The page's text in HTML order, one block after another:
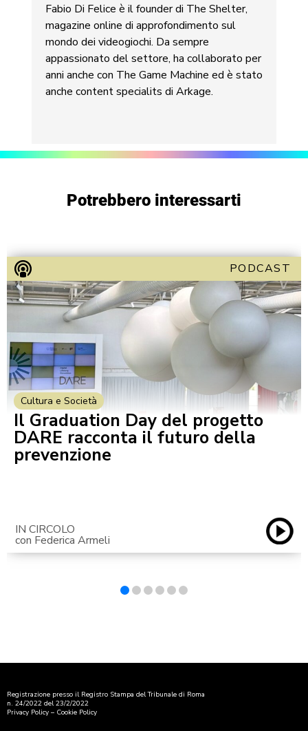
Fabio Di Felice è il founder di The Shelter,
magazine online di approfondimento sul
mondo dei videogiochi. Da sempre
appassionato del settore, ha collaborato per
anni anche con The Game Machine ed è stato
anche content specialits di Arkage.
Potrebbero interessarti
PODCAST
Cultura e Società
Il Graduation Day del progetto
DARE racconta il futuro della
prevenzione
IN CIRCOLO
con Federica Armeli
Registrazione presso il Registro Stampa del Tribunale di Roma
n. 24/2022 del 23/2/2022
Privacy Policy – Cookie Policy